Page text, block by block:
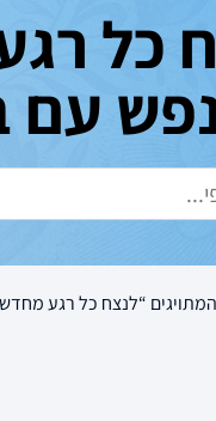
כל
עם
“לנצח כל רגע